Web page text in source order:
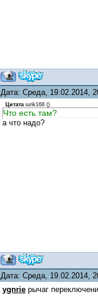
Дата: Среда, 19.02.2014,
Цитата iurik168 ()
Что есть там?
а что надо?
Дата: Среда, 19.02.2014,
ygnrie рычаг